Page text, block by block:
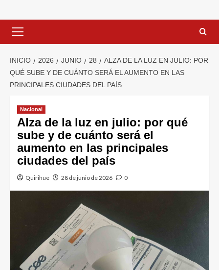
INICIO 2026 JUNIO 28
ALZA DE LA LUZ EN JULIO: POR
QUÉ SUBE Y DE CUÁNTO SERÁ EL AUMENTO EN LAS
PRINCIPALES CIUDADES DEL PAÍS
Nacional
Alza de la luz en julio: por qué
sube y de cuánto será el
aumento en las principales
ciudades del país
Quirihue 28 de junio de 2026 0